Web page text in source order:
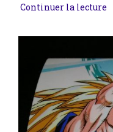
Continuer la lecture